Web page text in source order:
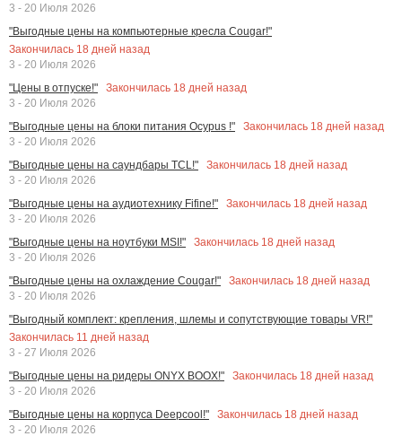
3 - 20 Июля 2026
"Выгодные цены на компьютерные кресла Cougar!"
Закончилась 18 дней назад
3 - 20 Июля 2026
"Цены в отпуске!"
Закончилась 18 дней назад
3 - 20 Июля 2026
"Выгодные цены на блоки питания Ocypus !"
Закончилась 18 дней назад
3 - 20 Июля 2026
"Выгодные цены на саундбары TCL!"
Закончилась 18 дней назад
3 - 20 Июля 2026
"Выгодные цены на аудиотехнику Fifine!"
Закончилась 18 дней назад
3 - 20 Июля 2026
"Выгодные цены на ноутбуки MSI!"
Закончилась 18 дней назад
3 - 20 Июля 2026
"Выгодные цены на охлаждение Cougar!"
Закончилась 18 дней назад
3 - 20 Июля 2026
"Выгодный комплект: крепления, шлемы и сопутствующие товары VR!"
Закончилась 11 дней назад
3 - 27 Июля 2026
"Выгодные цены на ридеры ONYX BOOX!"
Закончилась 18 дней назад
3 - 20 Июля 2026
"Выгодные цены на корпуса Deepcool!"
Закончилась 18 дней назад
3 - 20 Июля 2026